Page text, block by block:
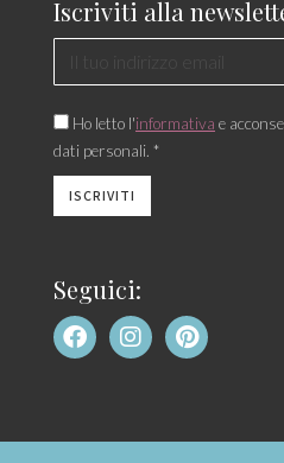
Iscriviti alla
Ho letto l'informativa e
dati personali. *
Seguici: